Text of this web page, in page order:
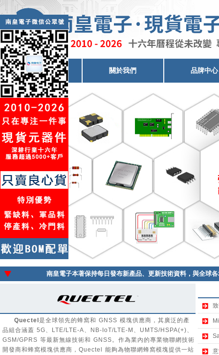
電子元器件代理 關於我們 品牌中心
南皇電子本著保持每日發布新產品、更新技術資料，與全球
Quectel 是全球領先的蜂窩和 GNSS 模塊供應商，其廣泛的產
品組合涵蓋 5G、LTE/LTE-A、NB-IoT/LTE-M、UMTS/HSPA(+)、
GSM/GPRS 等最新無線技術和 GNSS。作為業內的專業物聯網技術
開發商和蜂窩模塊供應商，Quectel 能夠為物聯網蜂窩模塊提供一站